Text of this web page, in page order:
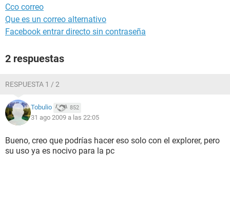
Cco correo
Que es un correo alternativo
Facebook entrar directo sin contraseña
2 respuestas
RESPUESTA 1 / 2
Tobulio 852
31 ago 2009 a las 22:05
Bueno, creo que podrías hacer eso solo con el explorer, pero
su uso ya es nocivo para la pc